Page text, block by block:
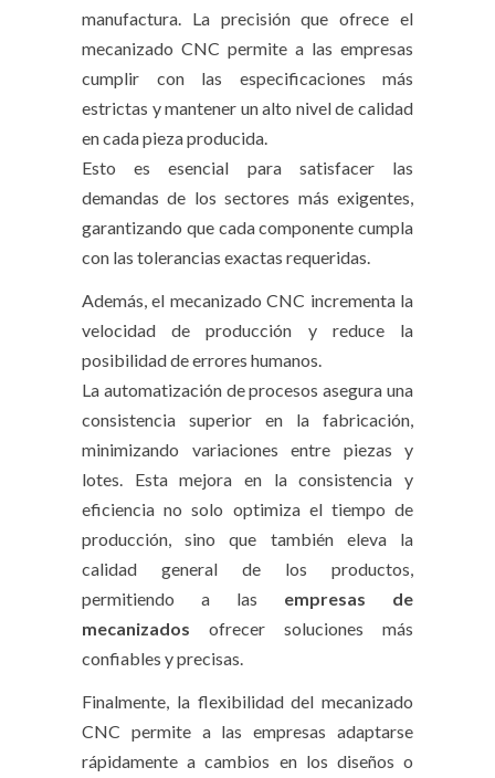
manufactura. La precisión que ofrece el
mecanizado CNC permite a las empresas
cumplir con las especificaciones más
estrictas y mantener un alto nivel de calidad
en cada pieza producida.
Esto es esencial para satisfacer las
demandas de los sectores más exigentes,
garantizando que cada componente cumpla
con las tolerancias exactas requeridas.
Además, el mecanizado CNC incrementa la
velocidad de producción y reduce la
posibilidad de errores humanos.
La automatización de procesos asegura una
consistencia superior en la fabricación,
minimizando variaciones entre piezas y
lotes. Esta mejora en la consistencia y
eficiencia no solo optimiza el tiempo de
producción, sino que también eleva la
calidad general de los productos,
permitiendo a las empresas de
mecanizados ofrecer soluciones más
confiables y precisas.
Finalmente, la flexibilidad del mecanizado
CNC permite a las empresas adaptarse
rápidamente a cambios en los diseños o